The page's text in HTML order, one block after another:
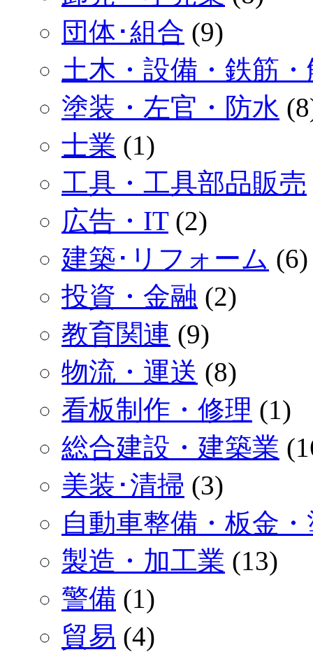
団体･組合 (9)
土木・設備・鉄筋
塗装・左官・防水
士業 (1)
工具・工具部品販売
広告・IT(2)
建築･リフォーム (6)
投資・金融 (2)
教育関連 (9)
物流・運送 (8)
看板制作・修理 (1)
総合建設・建築業
美装･清掃 (3)
自動車整備・板金
製造・加工業 (13)
警備 (1)
貿易 (4)